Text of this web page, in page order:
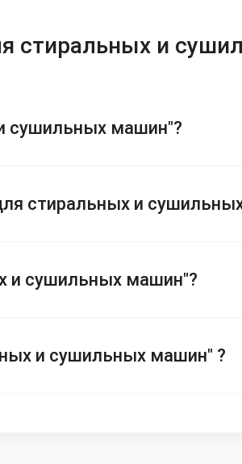
стиральных и
сушильных машин"?
стиральных и
и сушильных машин"?
и сушильных машин" ?